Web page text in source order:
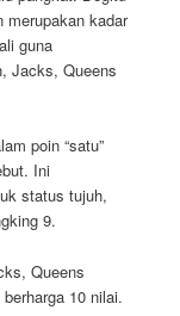
merupakan kadar
guna
Jacks, Queens
poin “satu”
Ini
status tujuh,
9.
Queens
10 nilai.